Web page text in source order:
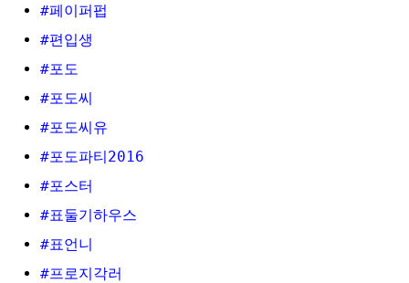
#페이퍼펍
#편입생
#포도
#포도씨
#포도씨유
#포도파티2016
#포스터
#표둘기하우스
#표언니
#프로지각러